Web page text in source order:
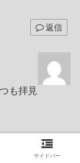
返信
も拝見
看板(かんば
は学歴などの
サイドバー